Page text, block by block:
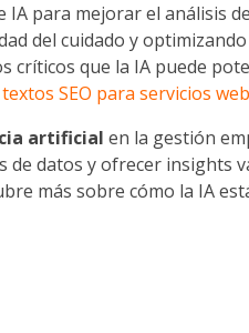
para mejorar el análisis
del cuidado y
que la IA puede
SEO para servicios web
artificial en la gestión
de datos y ofrecer
más sobre cómo la IA